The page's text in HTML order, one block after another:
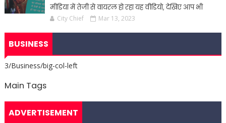
मीडिया में तेजी से वायरल हो रहा यह वीडियो, देखिए आप भी
City Chief Mar 13, 2023
BUSINESS
3/Business/big-col-left
Main Tags
ADVERTISEMENT